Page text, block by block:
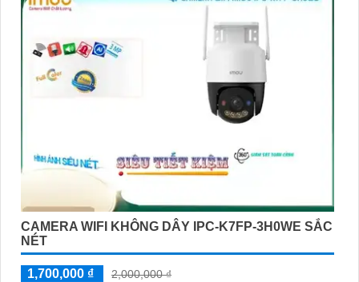
nhận diện người và động vật, kết hợp Wifi không dây
CAMERA WIFI KHÔNG DÂY IPC-K7FP-3H0WE SẮC
NÉT
1,700,000 ₫
2,000,000 ₫